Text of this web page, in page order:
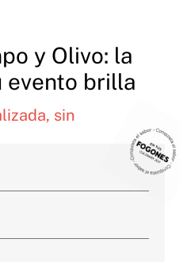
y Olivo: la
evento brilla
sin